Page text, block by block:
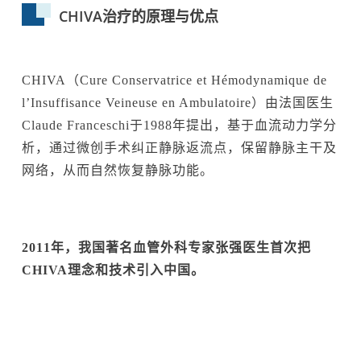
CHIVA治疗的原理与优点
CHIVA（Cure Conservatrice et Hémodynamique de
l’Insuffisance Veineuse en Ambulatoire）由法国医生
Claude Franceschi于1988年提出，基于血流动力学分
析，通过微创手术纠正静脉返流点，保留静脉主干及
网络，从而自然恢复静脉功能。
2011年，我国著名血管外科专家张强医生首次把
CHIVA理念和技术引入中国。